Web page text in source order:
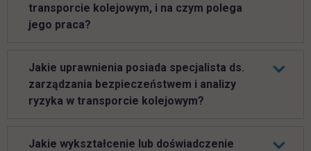
transporcie kolejowym, i na czym polega
jego praca?
Jakie uprawnienia posiada specjalista ds.
zarządzania bezpieczeństwem i analizy
ryzyka w transporcie kolejowym?
Jakie wykształcenie lub doświadczenie